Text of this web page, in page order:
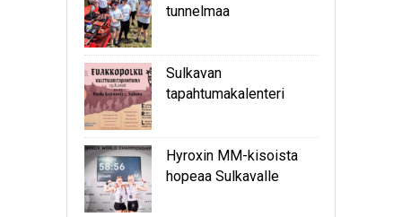
tunnelmaa
Sulkavan
tapahtumakalenteri
Hyroxin MM-kisoista
hopeaa Sulkavalle